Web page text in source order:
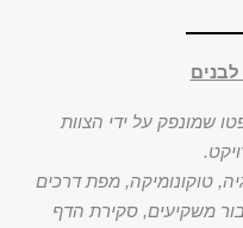
שמונפק על ידי הצוות
טוקונומיקה, מפת דרכים
משקיעים, סקירת הדף